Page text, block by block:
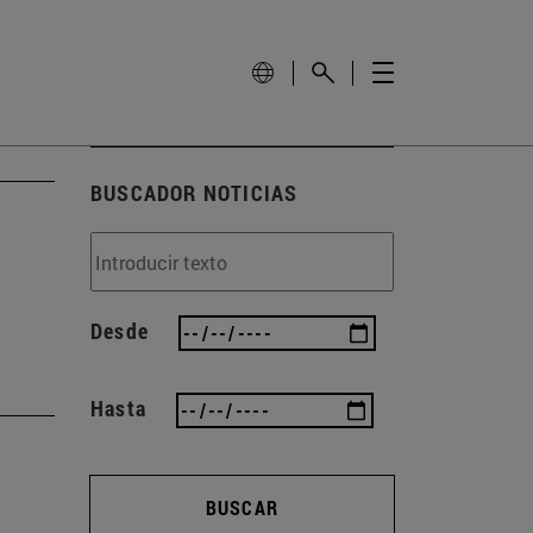
BUSCADOR NOTICIAS
Desde
Hasta
BUSCAR